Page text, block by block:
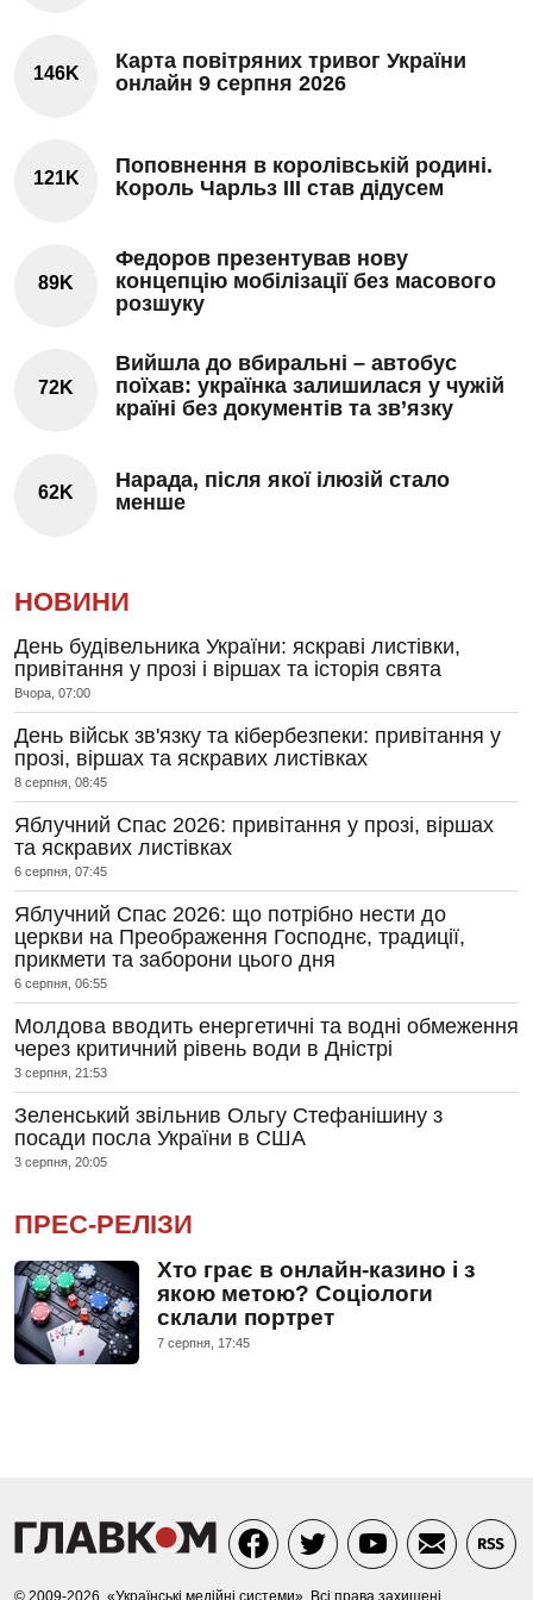
146K
Карта повітряних тривог України
онлайн 9 серпня 2026
121K
Поповнення в королівській родині.
Король Чарльз III став дідусем
89K
Федоров презентував нову
концепцію мобілізації без масового
розшуку
72K
Вийшла до вбиральні – автобус
поїхав: українка залишилася у чужій
країні без документів та зв’язку
62K
Нарада, після якої ілюзій стало
менше
НОВИНИ
День будівельника України: яскраві листівки,
привітання у прозі і віршах та історія свята
Вчора, 07:00
День військ зв'язку та кібербезпеки: привітання у
прозі, віршах та яскравих листівках
8 серпня, 08:45
Яблучний Спас 2026: привітання у прозі, віршах
та яскравих листівках
6 серпня, 07:45
Яблучний Спас 2026: що потрібно нести до
церкви на Преображення Господнє, традиції,
прикмети та заборони цього дня
6 серпня, 06:55
Молдова вводить енергетичні та водні обмеження
через критичний рівень води в Дністрі
3 серпня, 21:53
Зеленський звільнив Ольгу Стефанішину з
посади посла України в США
3 серпня, 20:05
ПРЕС-РЕЛІЗИ
Хто грає в онлайн-казино і з
якою метою? Соціологи
склали портрет
7 серпня, 17:45
© 2009-2026, «Українські медійні системи». Всі права захищені